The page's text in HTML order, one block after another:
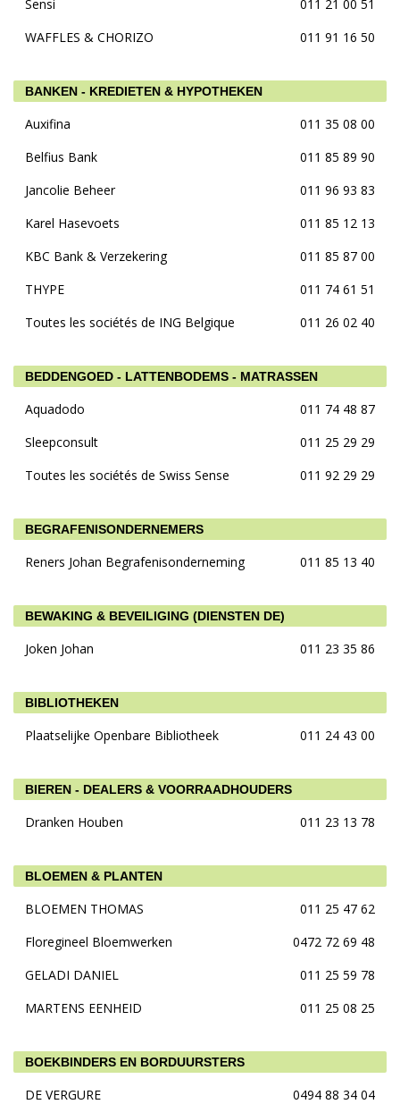
Sensi
011 21 00 51
WAFFLES & CHORIZO
011 91 16 50
BANKEN - KREDIETEN & HYPOTHEKEN
Auxifina
011 35 08 00
Belfius Bank
011 85 89 90
Jancolie Beheer
011 96 93 83
Karel Hasevoets
011 85 12 13
KBC Bank & Verzekering
011 85 87 00
THYPE
011 74 61 51
Toutes les sociétés de ING Belgique
011 26 02 40
BEDDENGOED - LATTENBODEMS - MATRASSEN
Aquadodo
011 74 48 87
Sleepconsult
011 25 29 29
Toutes les sociétés de Swiss Sense
011 92 29 29
BEGRAFENISONDERNEMERS
Reners Johan Begrafenisonderneming 011 85 13 40
BEWAKING & BEVEILIGING (DIENSTEN DE)
Joken Johan 011 23 35 86
BIBLIOTHEKEN
Plaatselijke Openbare Bibliotheek 011 24 43 00
BIEREN - DEALERS & VOORRAADHOUDERS
Dranken Houben 011 23 13 78
BLOEMEN & PLANTEN
BLOEMEN THOMAS
011 25 47 62
Floregineel Bloemwerken
0472 72 69 48
GELADI DANIEL
011 25 59 78
MARTENS EENHEID
011 25 08 25
BOEKBINDERS EN BORDUURSTERS
DE VERGURE 0494 88 34 04